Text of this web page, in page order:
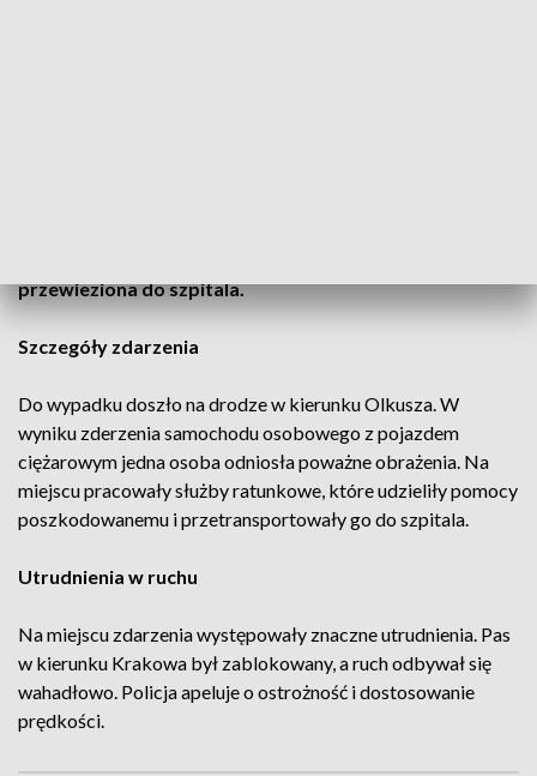
przewieziona do szpitala.
Szczegóły zdarzenia
Do wypadku doszło na drodze w kierunku Olkusza. W
wyniku zderzenia samochodu osobowego z pojazdem
ciężarowym jedna osoba odniosła poważne obrażenia. Na
miejscu pracowały służby ratunkowe, które udzieliły pomocy
poszkodowanemu i przetransportowały go do szpitala.
Utrudnienia w ruchu
Na miejscu zdarzenia występowały znaczne utrudnienia. Pas
w kierunku Krakowa był zablokowany, a ruch odbywał się
wahadłowo. Policja apeluje o ostrożność i dostosowanie
prędkości.